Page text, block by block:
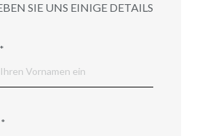
SIE UNS EINIGE DETAILS
*
*